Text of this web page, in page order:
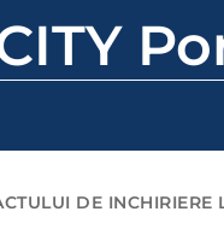
DE INCHIRIERE